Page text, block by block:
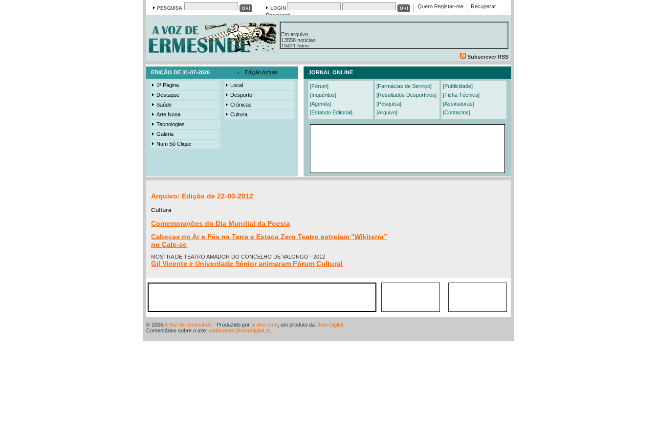
Quero Registar-me
Recuperar
Password
Em arquivo
13558 notícias
19421 fotos
385 edições
Subscrever RSS
EDIÇÃO DE 31-07-2026 Edição Actual JORNAL ONLINE
1ª Página
Destaque
Saúde
Arte Nona
Tecnologias
Galeria
Num Só Clique
Local
Desporto
Crónicas
Cultura
[Fórum]
[Inquéritos]
[Agenda]
[Estatuto Editorial]
[Farmácias de Serviço]
[Resultados Desportivos]
[Pesquisa]
[Arquivo]
[Publicidade]
[Ficha Técnica]
[Assinaturas]
[Contactos]
Arquivo: Edição de 22-03-2012
Cultura
Comemorações do Dia Mundial da Poesia
Cabeças no Ar e Pés na Terra e Estaca Zero Teatro estreiam “Wikiterra”
no Cale-se
MOSTRA DE TEATRO AMADOR DO CONCELHO DE VALONGO - 2012
Gil Vicente e Univerdade Sénior animaram Fórum Cultural
© 2005A Voz de Ermesinde - Produzido por ardina.com , um produto da Dom Digital
Comentários sobre o site: webmaster@domdigital.pt